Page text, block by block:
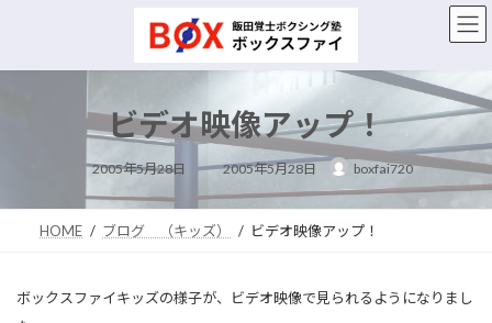
ン
プ
ー
動
ビデオ映像アップ！
2005年5月28日
終
新
日
:
2005年5月28日 boxfai720
HOME ブログ （キッズ） ビデオ映像アップ！
ボックスファイキッズの様子が、ビデオ映像で見られるようになりまし